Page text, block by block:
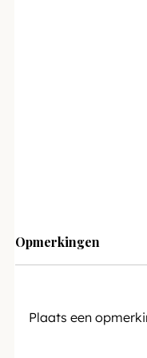
Opmerkingen
Plaats een